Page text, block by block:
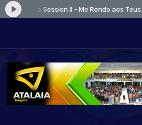
- Live Session II - Me Rendo aos Teus pés